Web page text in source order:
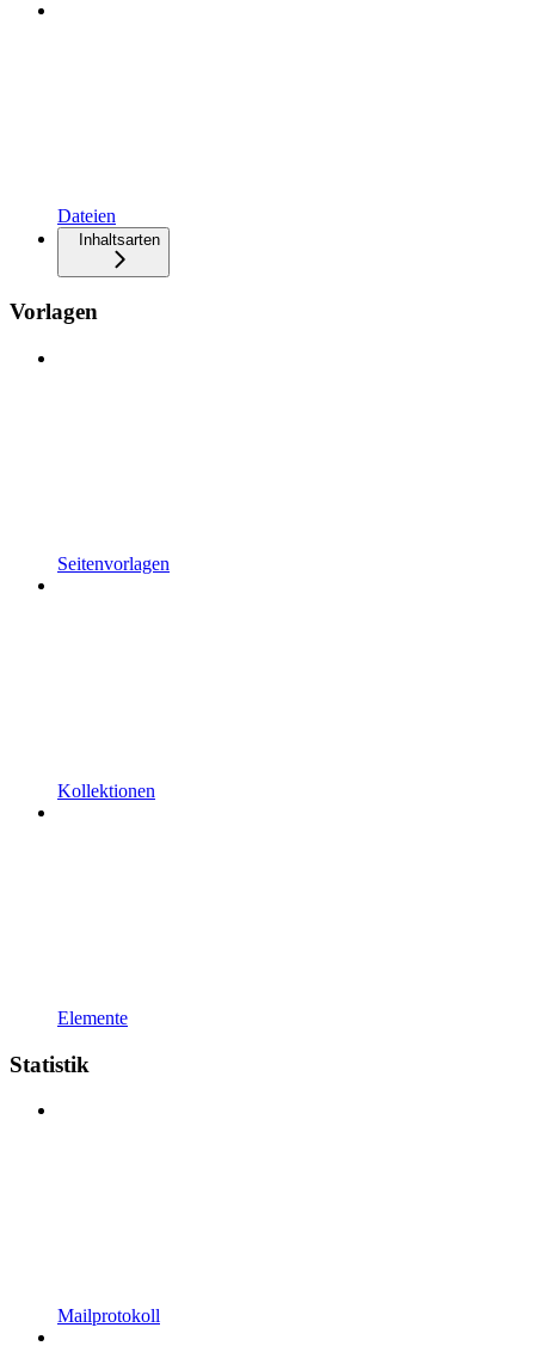
Dateien
Inhaltsarten
Vorlagen
Seitenvorlagen
Kollektionen
Elemente
Statistik
Mailprotokoll